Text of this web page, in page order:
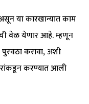
या कारखान्यात काम
वेळ येणार आहे. म्हणून
करावा, अशी
करण्यात आली